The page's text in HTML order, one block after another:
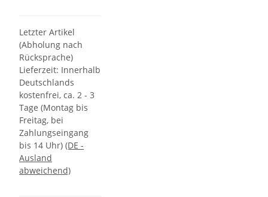
Letzter Artikel
(Abholung nach
Rücksprache)
Lieferzeit: Innerhalb
Deutschlands
kostenfrei, ca. 2 - 3
Tage (Montag bis
Freitag, bei
Zahlungseingang
bis 14 Uhr) (DE -
Ausland
abweichend)